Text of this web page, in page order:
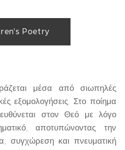
Poetry
μέσα από σιωπηλές
εξομολογήσεις. Στο ποίημα
στον Θεό με λόγο
αποτυπώνοντας την
συγχώρεση και πνευματική